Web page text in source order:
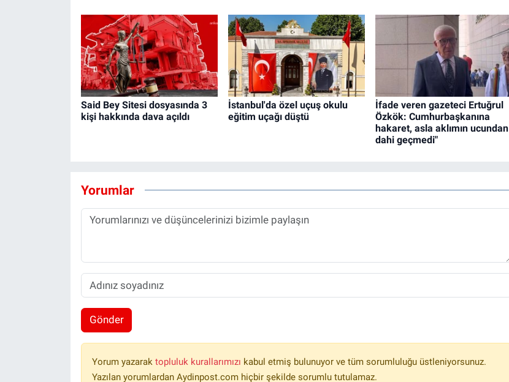
Said Bey Sitesi dosyasında 3
kişi hakkında dava açıldı
İstanbul'da özel uçuş okulu
eğitim uçağı düştü
İfade veren gazeteci Ertuğrul
Özkök: Cumhurbaşkanına
hakaret, asla aklımın ucundan
dahi geçmedi"
Yorumlar
Gönder
Yorum yazarak topluluk kurallarımızı kabul etmiş bulunuyor ve tüm sorumluluğu üstleniyorsunuz.
Yazılan yorumlardan Aydinpost.com hiçbir şekilde sorumlu tutulamaz.